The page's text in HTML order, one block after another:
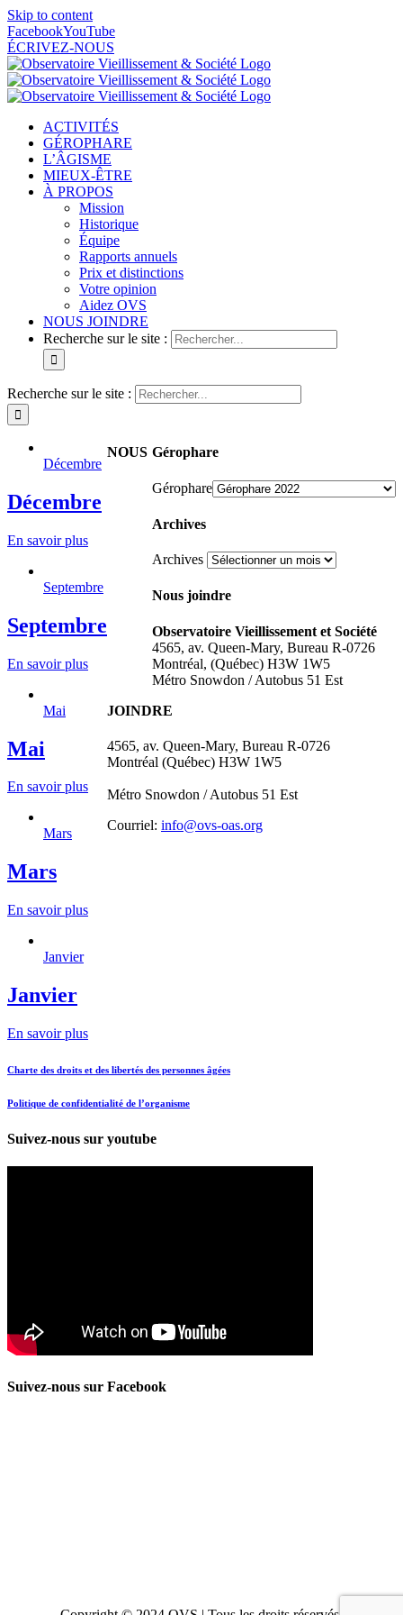
Skip to content
FacebookYouTube
ÉCRIVEZ-NOUS
ACTIVITÉS
GÉROPHARE
L’ÂGISME
MIEUX-ÊTRE
À PROPOS
Mission
Historique
Équipe
Rapports annuels
Prix et distinctions
Votre opinion
Aidez OVS
NOUS JOINDRE
Recherche sur le site :
Recherche sur le site :
Décembre
Décembre
En savoir plus
Septembre
Septembre
En savoir plus
Mai
Mai
En savoir plus
Mars
Mars
En savoir plus
Janvier
Janvier
En savoir plus
Gérophare
Gérophare
Archives
Archives
Nous joindre
Observatoire Vieillissement et Société
4565, av. Queen-Mary, Bureau R-0726
Montréal, (Québec) H3W 1W5
Métro Snowdon / Autobus 51 Est
NOUS
JOINDRE
4565, av. Queen-Mary, Bureau R-0726
Montréal (Québec) H3W 1W5
Métro Snowdon / Autobus 51 Est
Courriel: info@ovs-oas.org
Charte des droits et des libertés des personnes âgées
Politique de confidentialité de l’organisme
Suivez-nous sur youtube
Suivez-nous sur Facebook